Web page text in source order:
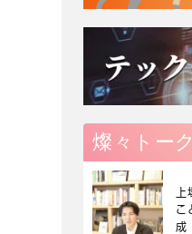
燦々トーク
こ
成